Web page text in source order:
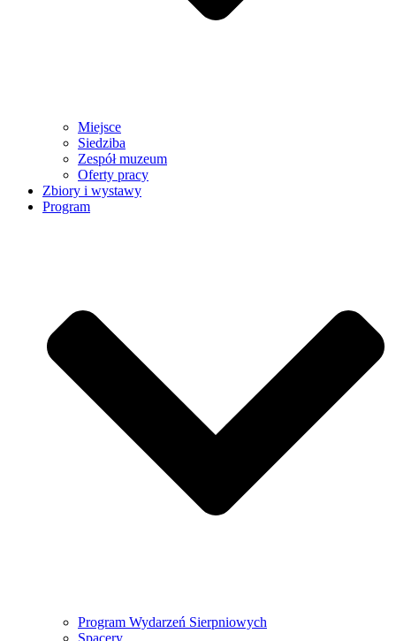
Miejsce
Siedziba
Zespół muzeum
Oferty pracy
Zbiory i wystawy
Program
Program Wydarzeń Sierpniowych
Spacery